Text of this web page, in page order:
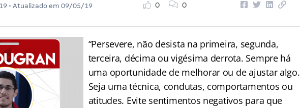
• Atualizado em 09/05/19
0 0
“Persevere, não desista na primeira, segunda,
terceira, décima ou vigésima derrota. Sempre há
uma oportunidade de melhorar ou de ajustar algo.
Seja uma técnica, condutas, comportamentos ou
atitudes. Evite sentimentos negativos para que